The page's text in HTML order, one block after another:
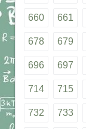
660 661
678 679
696 697
714 715
732 733